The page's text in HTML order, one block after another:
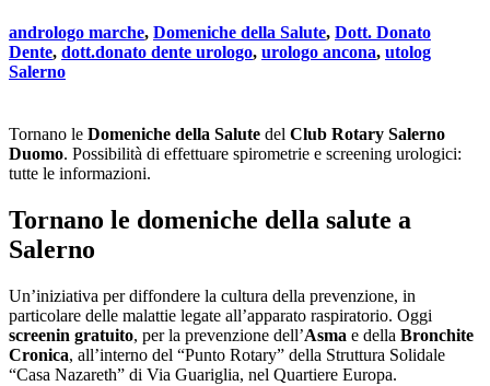
andrologo marche, Domeniche della Salute, Dott. Donato
Dente, dott.donato dente urologo, urologo ancona, utolog
Salerno
Tornano le Domeniche della Salute del Club Rotary Salerno
Duomo. Possibilità di effettuare spirometrie e screening urologici:
tutte le informazioni.
Tornano le domeniche della salute a
Salerno
Un’iniziativa per diffondere la cultura della prevenzione, in
particolare delle malattie legate all’apparato raspiratorio. Oggi
screenin gratuito, per la prevenzione dell’Asma e della Bronchite
Cronica, all’interno del “Punto Rotary” della Struttura Solidale
“Casa Nazareth” di Via Guariglia, nel Quartiere Europa.